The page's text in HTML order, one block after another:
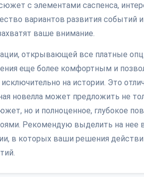
с элементами саспенса,
вариантов развития событий
ваше внимание.
открывающей все платные
еще более комфортным и
на истории. Это
новелла может предложить не
но и полноценное, глубокое
Рекомендую выделить на нее
в которых ваши решения